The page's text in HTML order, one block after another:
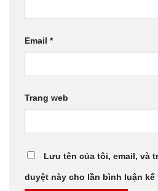
Email *
Trang web
Lưu tên của tôi, email, và
duyệt này cho lần bình luận kế